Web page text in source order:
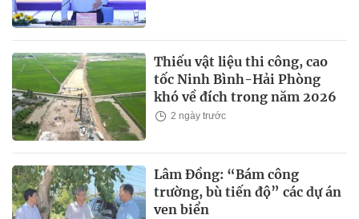
Thiếu vật liệu thi công, cao
tốc Ninh Bình-Hải Phòng
khó về đích trong năm 2026
2 ngày trước
Lâm Đồng: “Bám công
trường, bù tiến độ” các dự án
ven biển